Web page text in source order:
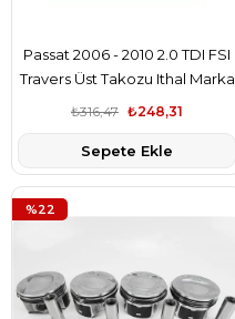
Passat 2006 - 2010 2.0 TDI FSI
Travers Üst Takozu Ithal Marka
₺248,31
₺316,47
Sepete Ekle
%22